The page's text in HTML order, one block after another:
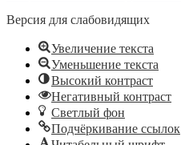
Версия для слабовидящих
Увеличение текста
Уменьшение текста
Высокий контраст
Негативный контраст
Светлый фон
Подчёркивание ссылок